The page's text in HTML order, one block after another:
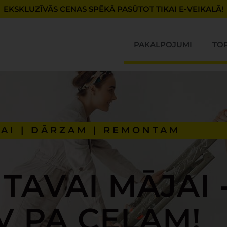
EKSKLUZĪVĀS CENAS SPĒKĀ PASŪTOT TIKAI E-VEIKALĀ!
PAKALPOJUMI
| DĀRZAM | REMONTAM
MĀJAI
PA CEĻAM!